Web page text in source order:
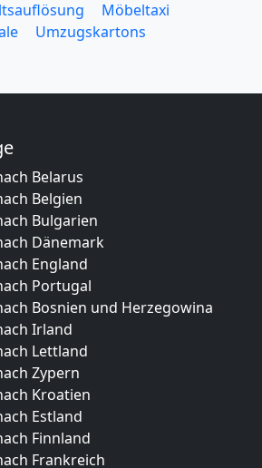
Möbeltaxi
Umzugskartons
Belarus
Belgien
Bulgarien
Dänemark
England
Portugal
Bosnien und Herzegowina
Irland
Lettland
Zypern
Kroatien
Estland
Finnland
Frankreich